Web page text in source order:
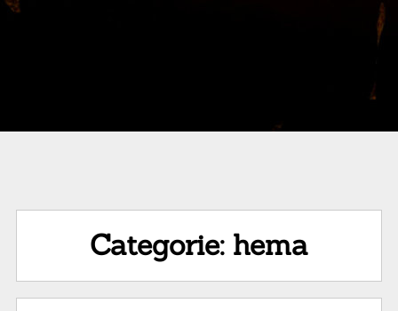
Categorie: hema